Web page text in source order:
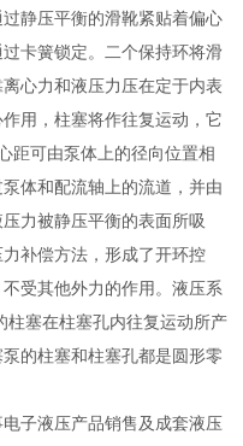
静压平衡的滑靴紧贴着偏心
卡簧锁定。二个保持环将滑
心力和液压力压在定于内表
用，柱塞将作往复运动，它
距可由泵体上的径向位置相
体和配流轴上的流道，并由
力被静压平衡的表面所吸
补偿方法，形成了开环控
受其他外力的作用。液压系
柱塞在柱塞孔内往复运动所产
的柱塞和柱塞孔都是圆形零
子液压产品销售及成套液压